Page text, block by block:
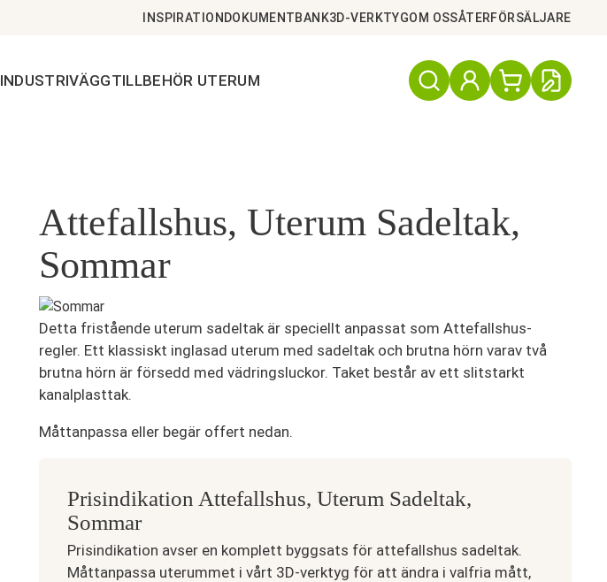
INSPIRATION DOKUMENTBANK3D-VERKTYGOM OSSÅTERFÖRSÄLJARE
INDUSTRIVÄGGTILLBEHÖR UTERUM
Attefallshus, Uterum Sadeltak,
Sommar
Detta fristående uterum sadeltak är speciellt anpassat som Attefallshus-
regler. Ett klassiskt inglasad uterum med sadeltak och brutna hörn varav två
brutna hörn är försedd med vädringsluckor. Taket består av ett slitstarkt
kanalplasttak.
Måttanpassa eller begär offert nedan.
Prisindikation Attefallshus, Uterum Sadeltak,
Sommar
Prisindikation avser en komplett byggsats för attefallshus sadeltak.
Måttanpassa uterummet i vårt 3D-verktyg för att ändra i valfria mått,